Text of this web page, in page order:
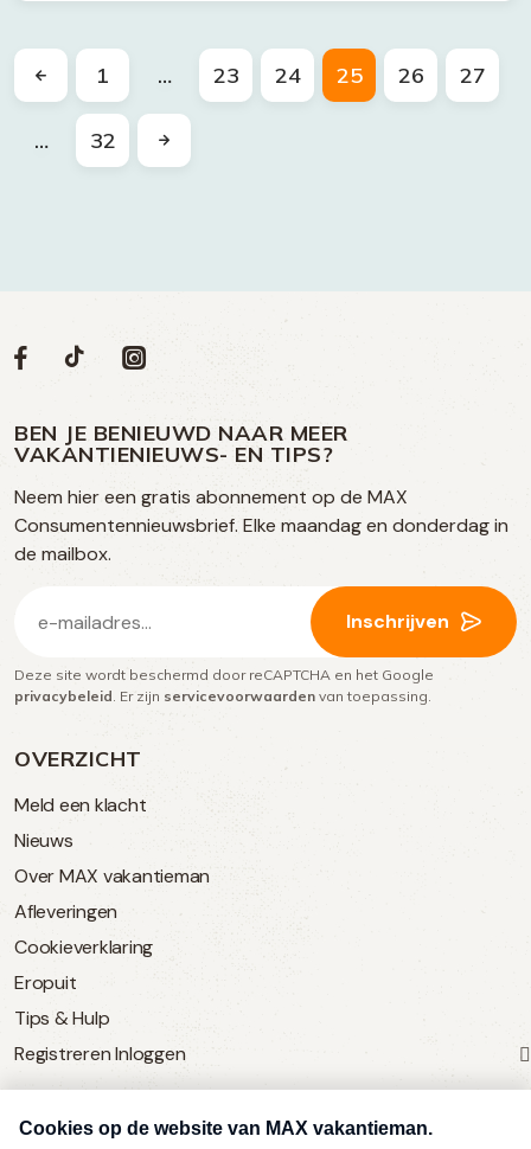
1 … 23 24 25 26 27
… 32
OVERZICHT
Meld een klacht
Nieuws
Over MAX vakantieman
Afleveringen
Cookieverklaring
Eropuit
Tips & Hulp
Registreren Inloggen
SERVICE
Volg
op
social
media
Social
Volg
op
Facebook
Volg
op
TikTok
Volg
op
Instagram
BEN JE BENIEUWD NAAR MEER
VAKANTIENIEUWS- EN TIPS?
Neem hier een gratis abonnement op de MAX
Consumentennieuwsbrief. Elke maandag en donderdag in
de mailbox.
mailadres
(Vereist)
Inschrijven
Deze site wordt beschermd door reCAPTCHA en het Google
privacybeleid. Er zijn servicevoorwaarden van toepassing.